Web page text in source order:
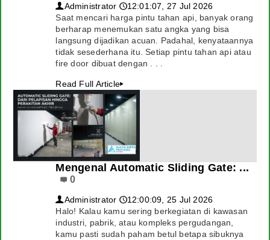
Download
Layanan Kami
Spesialis Pintu Besi
Kontak
👤Administrator 🕔12:01:07, 27 Jul 2026
Saat mencari harga pintu tahan api, banyak orang
berharap menemukan satu angka yang bisa
langsung dijadikan acuan. Padahal, kenyataannya
tidak sesederhana itu. Setiap pintu tahan api atau
fire door dibuat dengan . . .
Read Full Article▸
Mengenal Automatic Sliding Gate: ...
0
👤Administrator 🕔12:00:09, 25 Jul 2026
Halo! Kalau kamu sering berkegiatan di kawasan
industri, pabrik, atau kompleks pergudangan,
kamu pasti sudah paham betul betapa sibuknya